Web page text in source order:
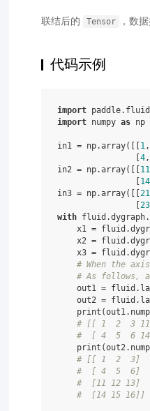
联结后的 Tensor ，数
代码示例
import paddle.fluid
import numpy as np
in1 = np.array([[ 1,
4,
in2 = np.array([[ 11
14
in3 = np.array([[ 21
23
with fluid .dygraph.
x1 = fluid .
x2 = fluid .
x3 = fluid .
# When the
# As follows,
out1 = fluid .
out2 = fluid .
print (out1.
# [[ 1  2  3 11
#  [ 4  5  6 14
print (out2.
# [[ 1  2  3]
#  [ 4  5  6]
#  [11 12 13]
#  [14 15 16]]